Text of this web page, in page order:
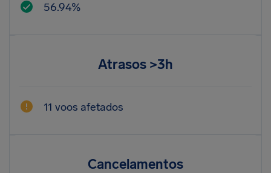
56.94%
Atrasos >3h
11 voos afetados
Cancelamentos